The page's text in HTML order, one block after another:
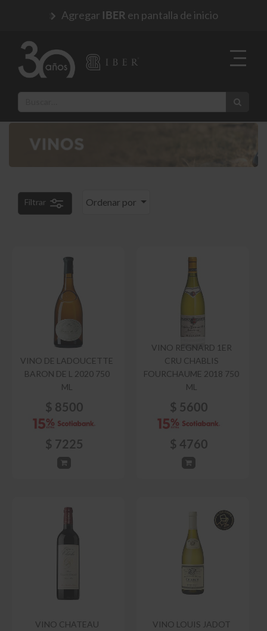
Agregar IBER en pantalla de inicio
Ordenar por
Filtrar
VINO DE LADOUCETTE
BARON DE L 2020 750
ML
$ 8500
$ 7225
VINO REGNARD 1ER
CRU CHABLIS
FOURCHAUME 2018 750
ML
$ 5600
$ 4760
VINO CHATEAU
VINO LOUIS JADOT